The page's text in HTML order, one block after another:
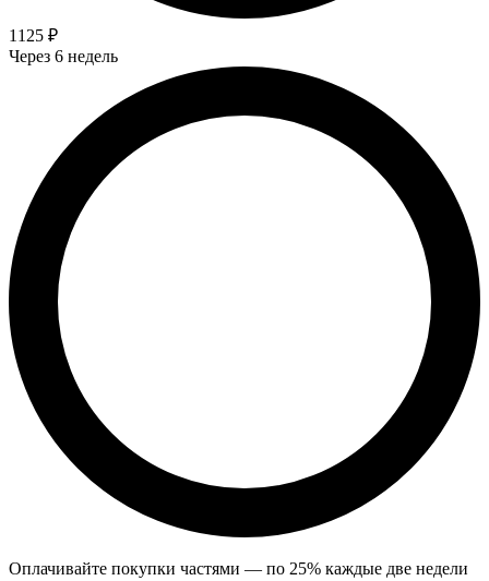
1125 ₽
Через 6 недель
Оплачивайте покупки частями — по 25% каждые две недели